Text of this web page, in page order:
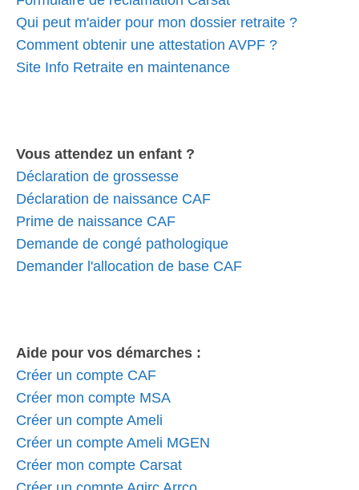
Qui peut m'aider pour mon dossier retraite ?
Comment obtenir une attestation AVPF ?
Site Info Retraite en maintenance
Vous attendez un enfant ?
Déclaration de grossesse
Déclaration de naissance CAF
Prime de naissance CAF
Demande de congé pathologique
Demander l'allocation de base CAF
Aide pour vos démarches :
Créer un compte CAF
Créer mon compte MSA
Créer un compte Ameli
Créer un compte Ameli MGEN
Créer mon compte Carsat